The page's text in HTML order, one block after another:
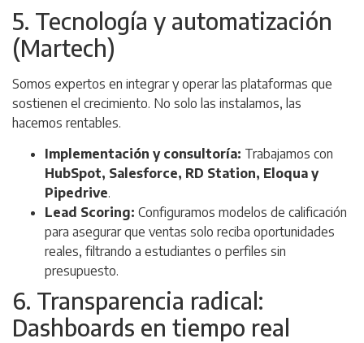
5. Tecnología y automatización
(Martech)
Somos expertos en integrar y operar las plataformas que
sostienen el crecimiento. No solo las instalamos, las
hacemos rentables.
Implementación y consultoría: Trabajamos con
HubSpot, Salesforce, RD Station, Eloqua y
Pipedrive.
Lead Scoring: Configuramos modelos de calificación
para asegurar que ventas solo reciba oportunidades
reales, filtrando a estudiantes o perfiles sin
presupuesto.
6. Transparencia radical:
Dashboards en tiempo real